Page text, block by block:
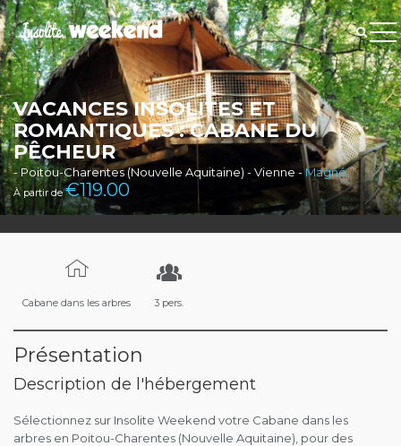
VACANCES INSOLITES ET
ROMANTIQUES : CABANE DU
PÊCHEUR
- Poitou-Charentes (Nouvelle Aquitaine) - Vienne -Magné
À partir de€119.00
Cabane dans les arbres 3 pers.
Présentation
Description de l'hébergement
Sélectionnez sur Insolite Weekend votre Cabane dans les
arbres en Poitou-Charentes (Nouvelle Aquitaine), pour des